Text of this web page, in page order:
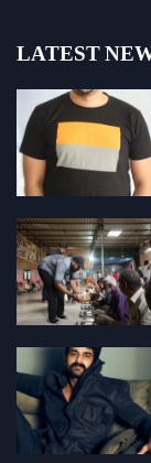
LATEST